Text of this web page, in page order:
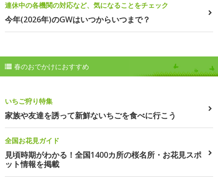
連休中の各機関の対応など、気になることをチェック
今年(2026年)のGWはいつからいつまで？
春のおでかけにおすすめ
いちご狩り特集
家族や友達を誘って新鮮ないちごを食べに行こう
全国お花見ガイド
見頃時期がわかる！全国1400カ所の桜名所・お花見スポ
ット情報を掲載